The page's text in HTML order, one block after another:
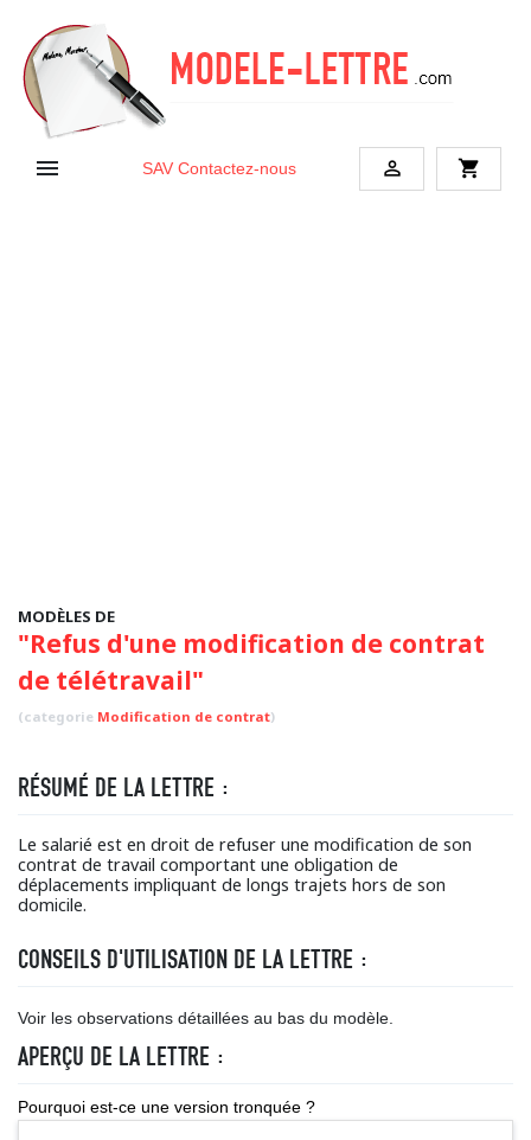
 SAV Contactez-nous  shopping_cart
MODÈLES DE
"Refus d'une modification de contrat
de télétravail"
(categorie Modification de contrat)
RÉSUMÉ DE LA LETTRE :
Le salarié est en droit de refuser une modification de son
contrat de travail comportant une obligation de
déplacements impliquant de longs trajets hors de son
domicile.
CONSEILS D'UTILISATION DE LA LETTRE :
Voir les observations détaillées au bas du modèle.
APERÇU DE LA LETTRE :
Pourquoi est-ce une version tronquée ?